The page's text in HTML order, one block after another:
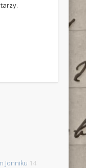
Jonniku 14